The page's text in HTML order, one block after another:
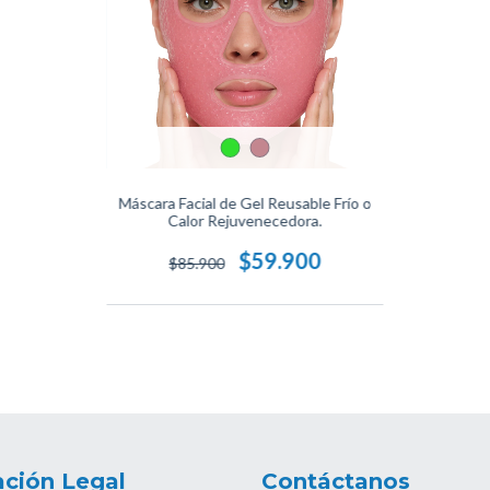
Máscara Facial de Gel Reusable Frío o
Calor Rejuvenecedora.
$85.900 $59.900
Legal Contáctanos